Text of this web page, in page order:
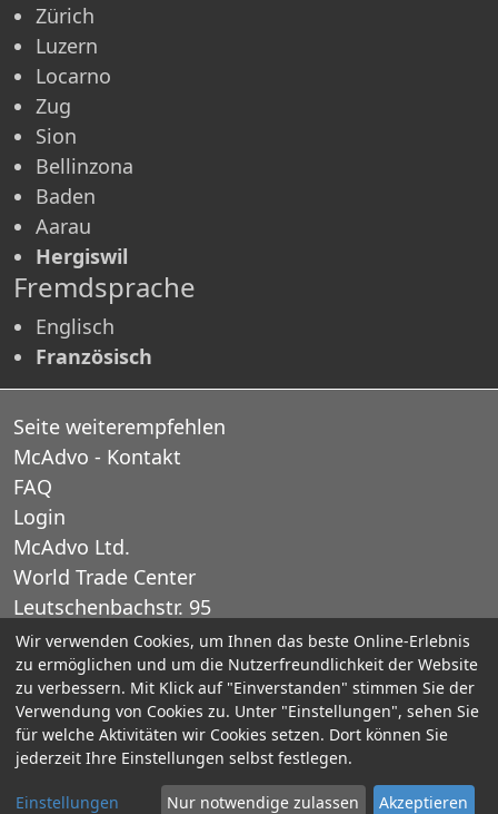
Zürich
Luzern
Locarno
Zug
Sion
Bellinzona
Baden
Aarau
Hergiswil
Fremdsprache
Englisch
Französisch
Seite weiterempfehlen
McAdvo - Kontakt
FAQ
Login
McAdvo Ltd.
World Trade Center
Leutschenbachstr. 95
CH-8050 Zurich
Schweiz
E-Mail: office@mcadvo.com
© 2005-2025 McAdvo Ltd.
Wir verwenden Cookies, um Ihnen das beste Online-Erlebnis
zu ermöglichen und um die Nutzerfreundlichkeit der Website
zu verbessern. Mit Klick auf "Einverstanden" stimmen Sie der
Verwendung von Cookies zu. Unter "Einstellungen", sehen Sie
für welche Aktivitäten wir Cookies setzen. Dort können Sie
jederzeit Ihre Einstellungen selbst festlegen.
Einstellungen Nur notwendige zulassen Akzeptieren